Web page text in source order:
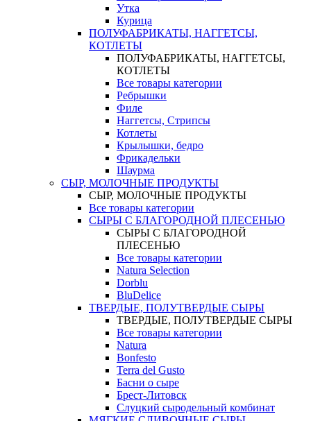
Утка
Курица
ПОЛУФАБРИКАТЫ, НАГГЕТСЫ,
КОТЛЕТЫ
ПОЛУФАБРИКАТЫ, НАГГЕТСЫ,
КОТЛЕТЫ
Все товары категории
Ребрышки
Филе
Наггетсы, Стрипсы
Котлеты
Крылышки, бедро
Фрикадельки
Шаурма
СЫР, МОЛОЧНЫЕ ПРОДУКТЫ
СЫР, МОЛОЧНЫЕ ПРОДУКТЫ
Все товары категории
СЫРЫ С БЛАГОРОДНОЙ ПЛЕСЕНЬЮ
СЫРЫ С БЛАГОРОДНОЙ
ПЛЕСЕНЬЮ
Все товары категории
Natura Selection
Dorblu
BluDelice
ТВЕРДЫЕ, ПОЛУТВЕРДЫЕ СЫРЫ
ТВЕРДЫЕ, ПОЛУТВЕРДЫЕ СЫРЫ
Все товары категории
Natura
Bonfesto
Terra del Gusto
Басни о сыре
Брест-Литовск
Слуцкий сыродельный комбинат